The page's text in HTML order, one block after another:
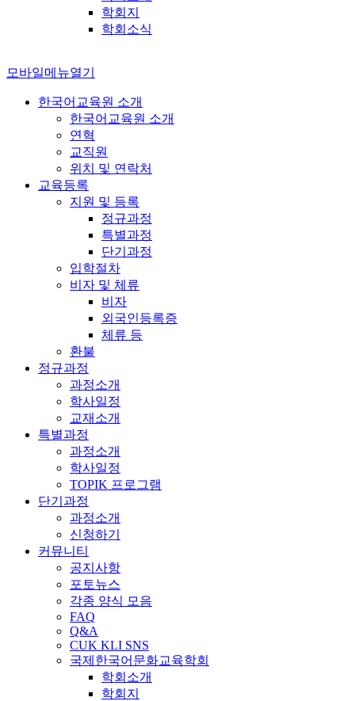
학회지
학회소식
모바일메뉴열기
한국어교육원 소개
한국어교육원 소개
연혁
교직원
위치 및 연락처
교육등록
지원 및 등록
정규과정
특별과정
단기과정
입학절차
비자 및 체류
비자
외국인등록증
체류 등
환불
정규과정
과정소개
학사일정
교재소개
특별과정
과정소개
학사일정
TOPIK 프로그램
단기과정
과정소개
신청하기
커뮤니티
공지사항
포토뉴스
각종 양식 모음
FAQ
Q&A
CUK KLI SNS
국제한국어문화교육학회
학회소개
학회지